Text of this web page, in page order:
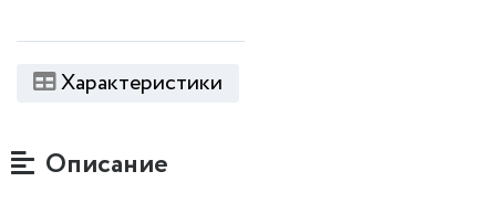
Характеристики
Описание